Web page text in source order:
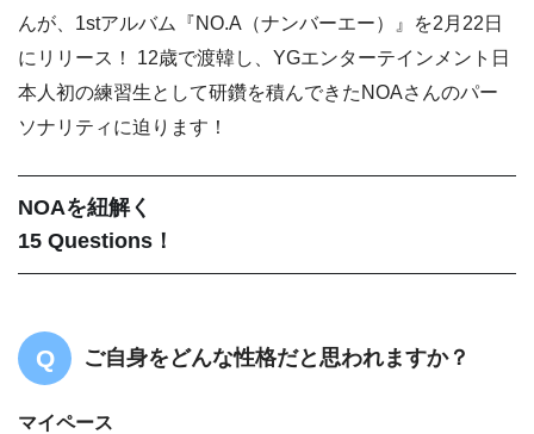
んが、1stアルバム『NO.A（ナンバーエー）』を2月22日
にリリース！ 12歳で渡韓し、YGエンターテインメント日
本人初の練習生として研鑽を積んできたNOAさんのパー
ソナリティに迫ります！
NOAを紐解く
15 Questions！
ご自身をどんな性格だと思われますか？
マイペース